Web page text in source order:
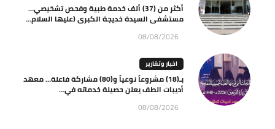
أكثر من (37) ألف خدمة طبية وفحص تشخيصي…
مستشفى السيدة خديجة الكبرى (عليها السلام...
08/08/2026
اخبار وتقارير
بـ(18) مشروعاً نوعياً و(80) مشاركة فاعلة… معهد
أديبات الطف يعلن حصيلة خدماته في...
08/08/2026